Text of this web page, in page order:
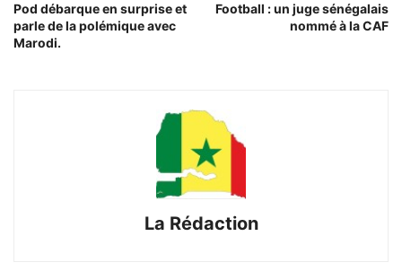
Pod débarque en surprise et
parle de la polémique avec
Marodi.
Football : un juge sénégalais
nommé à la CAF
La Rédaction